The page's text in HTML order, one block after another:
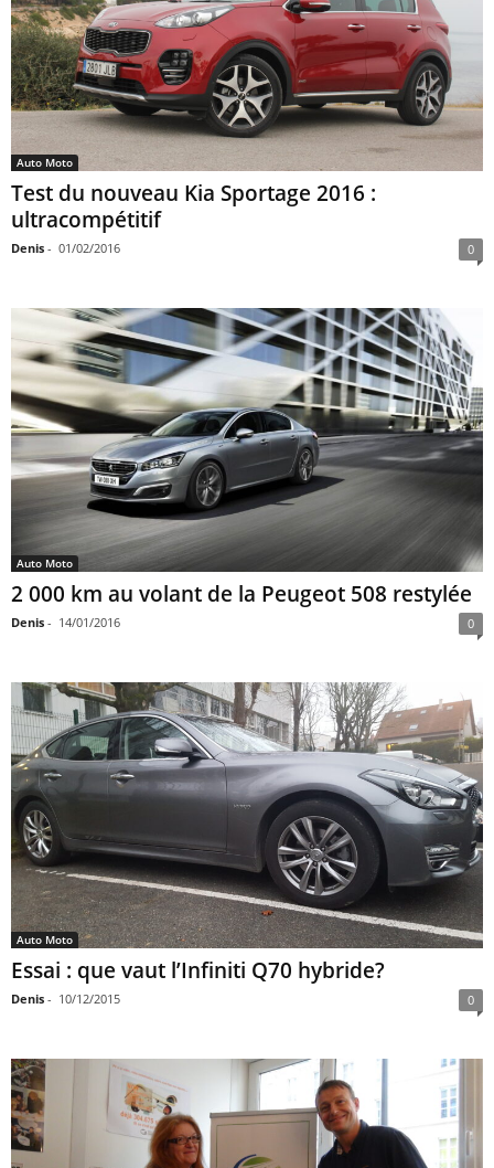
Auto Moto
Test du nouveau Kia Sportage 2016 :
ultracompétitif
Denis - 01/02/2016 0
Auto Moto
2 000 km au volant de la Peugeot 508 restylée
Denis - 14/01/2016 0
Auto Moto
Essai : que vaut l’Infiniti Q70 hybride?
Denis - 10/12/2015 0